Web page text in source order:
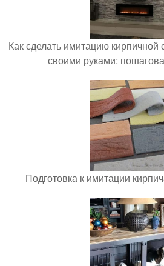
Как сделать имитацию кирпичной
своими руками:
Подготовка к имитации